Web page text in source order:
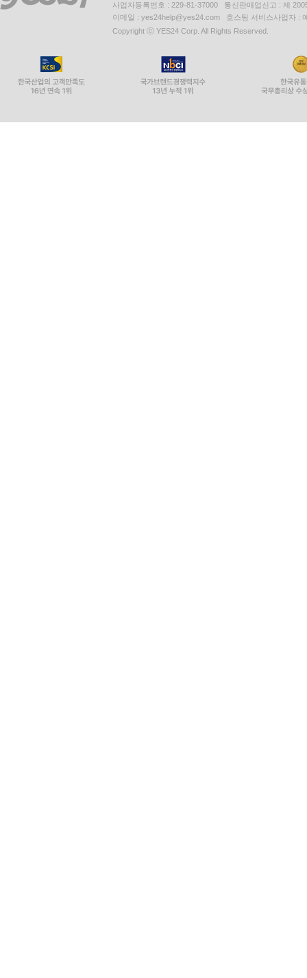
사업자등록번호 : 229-81-37000 통신판매업신고 : 제
이메일 : yes24help@yes24.com 호스팅 서비스사업자 :
Copyright ⓒ YES24 Corp. All Rights Reserved.